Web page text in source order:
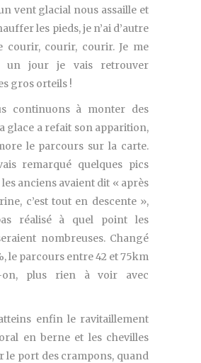
vent glacial nous assaille et
les pieds, je n’ai d’autre
courir, courir, courir. Je me
un jour je vais retrouver
gros orteils !
continuons à monter des
glace a refait son apparition,
le parcours sur la carte.
remarqué quelques pics
anciens avaient dit « après
c’est tout en descente »,
réalisé à quel point les
nombreuses. Changé
le parcours entre 42 et 75km
on, plus rien à voir avec
enfin le ravitaillement
en berne et les chevilles
le port des crampons, quand